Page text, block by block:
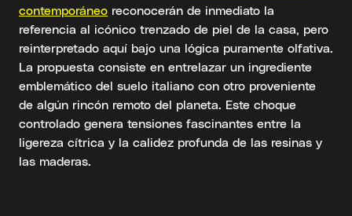
contemporáneo reconocerán de inmediato la
referencia al icónico trenzado de piel de la casa, pero
reinterpretado aquí bajo una lógica puramente olfativa.
La propuesta consiste en entrelazar un ingrediente
emblemático del suelo italiano con otro proveniente
de algún rincón remoto del planeta. Este choque
controlado genera tensiones fascinantes entre la
ligereza cítrica y la calidez profunda de las resinas y
las maderas.